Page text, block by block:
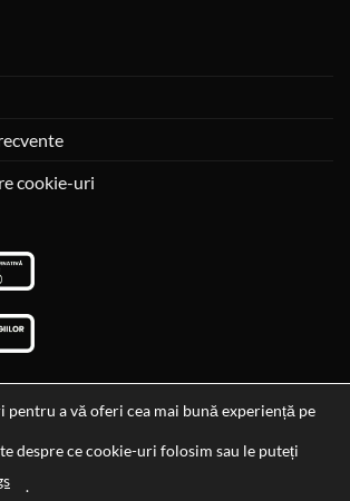
cookie-uri
actualizari al stocului si ale preturilor: 29-12-
a vă oferi cea mai bună experiență pe
despre ce cookie-uri folosim sau le puteți
.